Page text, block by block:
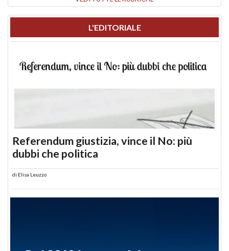
L'EDITORIALE
Referendum giustizia, vince il No: più
dubbi che politica
di Elisa Leuzzo